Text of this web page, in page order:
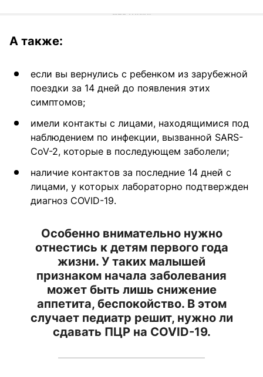
А также:
если вы вернулись с ребенком из зарубежной
поездки за 14 дней до появления этих
симптомов;
имели контакты с лицами, находящимися под
наблюдением по инфекции, вызванной SARS-
CoV-2, которые в последующем заболели;
наличие контактов за последние 14 дней с
лицами, у которых лабораторно подтвержден
диагноз COVID-19.
Особенно внимательно нужно
отнестись к детям первого года
жизни. У таких малышей
признаком начала заболевания
может быть лишь снижение
аппетита, беспокойство. В этом
случает педиатр решит, нужно ли
сдавать ПЦР на COVID-19.